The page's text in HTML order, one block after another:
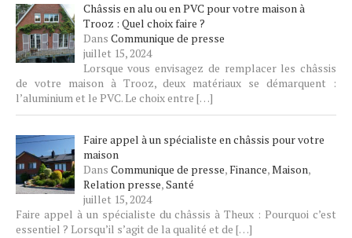
Châssis en alu ou en PVC pour votre maison à
Trooz : Quel choix faire ?
Dans Communique de presse
juillet 15, 2024
Lorsque vous envisagez de remplacer les châssis
de votre maison à Trooz, deux matériaux se démarquent :
l’aluminium et le PVC. Le choix entre […]
Faire appel à un spécialiste en châssis pour votre
maison
Dans Communique de presse,Finance,Maison,
Relation presse,Santé
juillet 15, 2024
Faire appel à un spécialiste du châssis à Theux : Pourquoi c’est
essentiel ? Lorsqu’il s’agit de la qualité et de […]